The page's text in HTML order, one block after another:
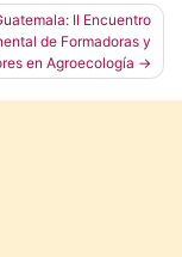
II Encuentro
de Formadoras y
en Agroecología